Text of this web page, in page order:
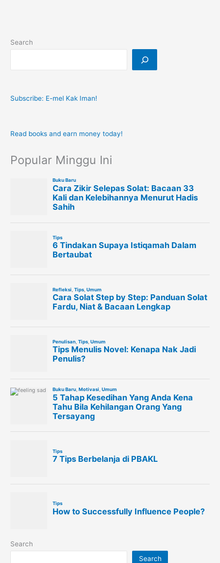
Search
Subscribe: E-mel Kak Iman!
Read books and earn money today!
Popular Minggu Ini
Search
Search